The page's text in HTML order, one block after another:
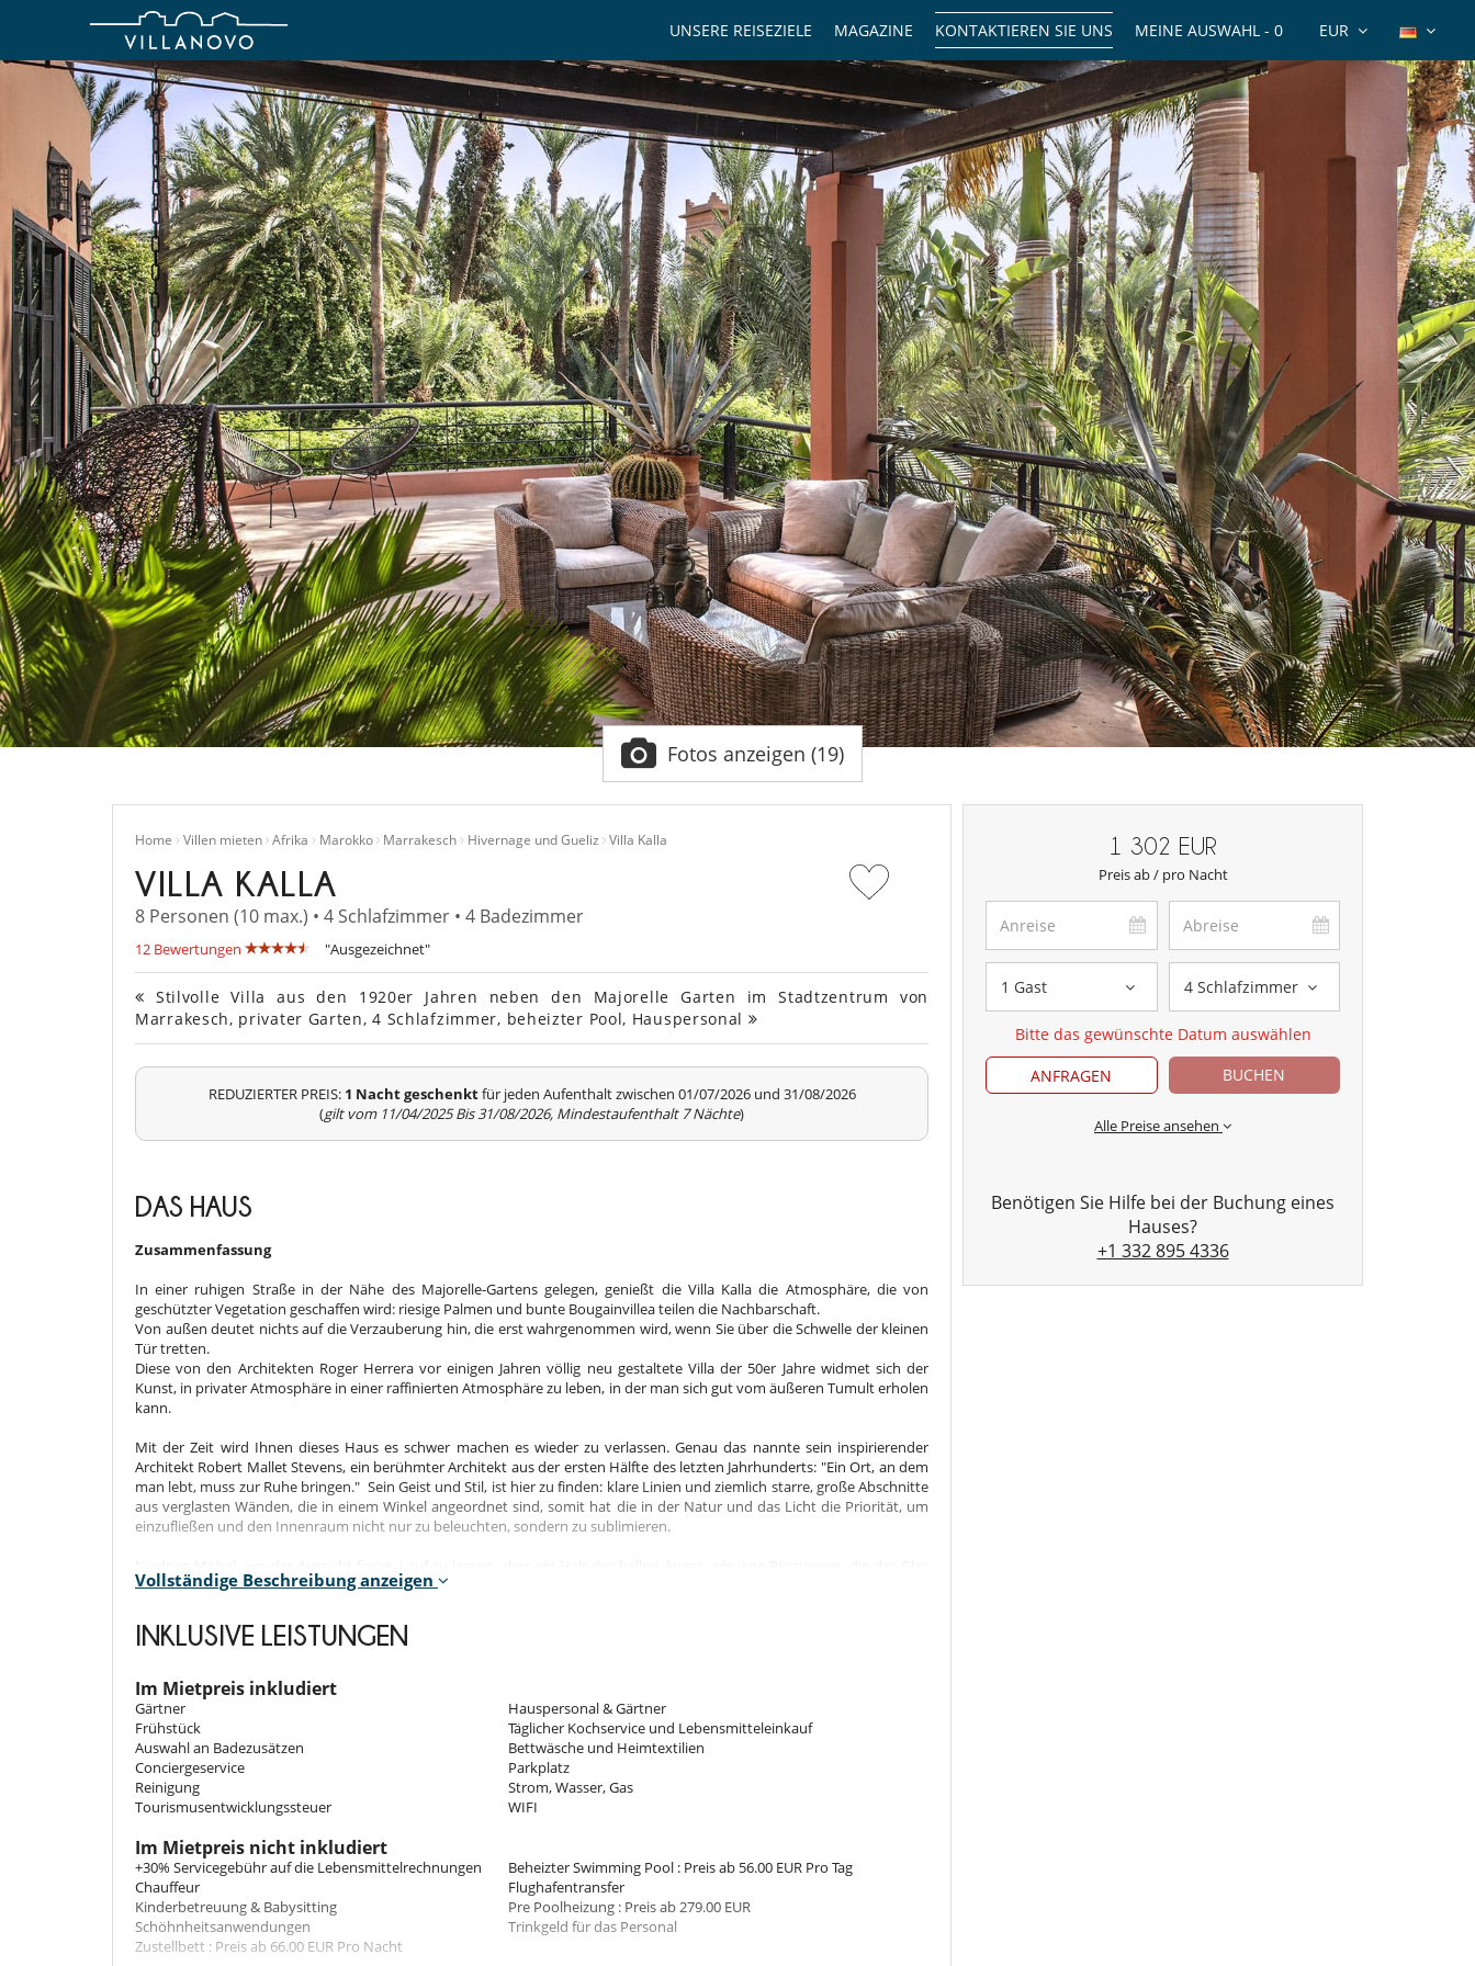
EUR
MEINE AUSWAHL - 0
KONTAKTIEREN SIE UNS
MAGAZINE
UNSERE REISEZIELE
Fotos anzeigen (19)
Home Villen mieten Afrika Marokko Marrakesch Hivernage und Gueliz Villa Kalla
VILLA KALLA
8 Personen (10 max.) • 4 Schlafzimmer • 4 Badezimmer
12 Bewertungen "Ausgezeichnet"
Stilvolle Villa aus den 1920er Jahren neben den Majorelle Garten im Stadtzentrum von
Marrakesch, privater Garten, 4 Schlafzimmer, beheizter Pool, Hauspersonal
REDUZIERTER PREIS: 1 Nacht geschenktfür jeden Aufenthalt zwischen 01/07/2026 und 31/08/2026
(gilt vom 11/04/2025 Bis 31/08/2026, Mindestaufenthalt 7 Nächte)
DAS HAUS
Zusammenfassung
In einer ruhigen Straße in der Nähe des Majorelle-Gartens gelegen, genießt die Villa Kalla die Atmosphäre, die von
geschützter Vegetation geschaffen wird: riesige Palmen und bunte Bougainvillea teilen die Nachbarschaft.
Von außen deutet nichts auf die Verzauberung hin, die erst wahrgenommen wird, wenn Sie über die Schwelle der kleinen
Tür tretten.
Diese von den Architekten Roger Herrera vor einigen Jahren völlig neu gestaltete Villa der 50er Jahre widmet sich der
Kunst, in privater Atmosphäre in einer raffinierten Atmosphäre zu leben, in der man sich gut vom äußeren Tumult erholen
kann.
Mit der Zeit wird Ihnen dieses Haus es schwer machen es wieder zu verlassen. Genau das nannte sein inspirierender
Architekt Robert Mallet Stevens, ein berühmter Architekt aus der ersten Hälfte des letzten Jahrhunderts: "Ein Ort, an dem
man lebt, muss zur Ruhe bringen." Sein Geist und Stil, ist hier zu finden: klare Linien und ziemlich starre, große Abschnitte
aus verglasten Wänden, die in einem Winkel angeordnet sind, somit hat die in der Natur und das Licht die Priorität, um
einzufließen und den Innenraum nicht nur zu beleuchten, sondern zu sublimieren.
tragen, um die Landschaft zu distanzieren und die Flucht der Linien zuzulassen, die Bedeutung der Terrassen, die sich auf
scharfe Kurven, rechte Winkel, Klarheit und Ordnung.
Schlafzimmer
4 Schlafzimmer mit umschaltbarer Klimaanlage, Belüftung, Badezimmer (mit Dusche und Badewanne), Haartrockner ...
1. Etage: 1 Doppelzimmer (Bett x 180) mit direktem Zugang zum Pool, eigenem Bad und WC
2. Etage: 1 Doppelzimmer (kann als Zweibettzimmer 90x2 eingestellt werden) mit Tisch. Bad mit Dusche und WC. 1
Doppelschlafzimmer. Bad mit Dusche und WC.
Innenbereich
TV-Heimkino-Lounge
Esszimmer für 10-12 Gäste
Voll ausgestattete Küche mit kleiner Terrasse und rundem Tisch aus Teakholz mit Blick auf den Garten
Vollständige Beschreibung anzeigen
INKLUSIVE LEISTUNGEN
Im Mietpreis inkludiert
Gärtner
Hauspersonal & Gärtner
Frühstück
Täglicher Kochservice und Lebensmitteleinkauf
Auswahl an Badezusätzen
Bettwäsche und Heimtextilien
Conciergeservice
Parkplatz
Reinigung
Strom, Wasser, Gas
Tourismusentwicklungssteuer
WIFI
Im Mietpreis nicht inkludiert
+30% Servicegebühr auf die Lebensmittelrechnungen
Beheizter Swimming Pool : Preis ab 56.00 EUR Pro Tag
Chauffeur
Flughafentransfer
Kinderbetreuung & Babysitting
Pre Poolheizung : Preis ab 279.00 EUR
Schöhnheitsanwendungen
Trinkgeld für das Personal
Zustellbett : Preis ab 66.00 EUR Pro Nacht
1 302 EUR
Preis ab / pro Nacht
1 Gast 4 Schlafzimmer
Bitte das gewünschte Datum auswählen
ANFRAGEN
BUCHEN
Alle Preise ansehen
Benötigen Sie Hilfe bei der Buchung eines
Hauses?
+1 332 895 4336